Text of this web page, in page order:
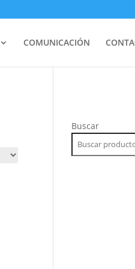
COMUNICACIÓN
Buscar